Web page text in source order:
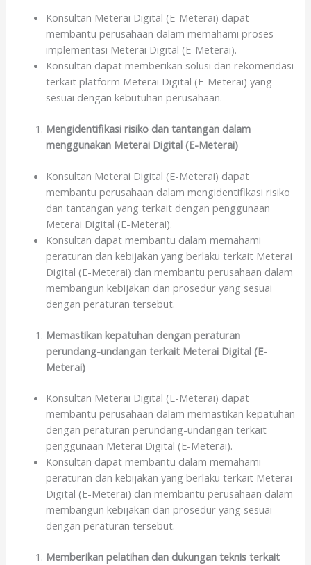
Konsultan Meterai Digital (E-Meterai) dapat
membantu perusahaan dalam memahami proses
implementasi Meterai Digital (E-Meterai).
Konsultan dapat memberikan solusi dan rekomendasi
terkait platform Meterai Digital (E-Meterai) yang
sesuai dengan kebutuhan perusahaan.
Mengidentifikasi risiko dan tantangan dalam
menggunakan Meterai Digital (E-Meterai)
Konsultan Meterai Digital (E-Meterai) dapat
membantu perusahaan dalam mengidentifikasi risiko
dan tantangan yang terkait dengan penggunaan
Meterai Digital (E-Meterai).
Konsultan dapat membantu dalam memahami
peraturan dan kebijakan yang berlaku terkait Meterai
Digital (E-Meterai) dan membantu perusahaan dalam
membangun kebijakan dan prosedur yang sesuai
dengan peraturan tersebut.
Memastikan kepatuhan dengan peraturan
perundang-undangan terkait Meterai Digital (E-
Meterai)
Konsultan Meterai Digital (E-Meterai) dapat
membantu perusahaan dalam memastikan kepatuhan
dengan peraturan perundang-undangan terkait
penggunaan Meterai Digital (E-Meterai).
Konsultan dapat membantu dalam memahami
peraturan dan kebijakan yang berlaku terkait Meterai
Digital (E-Meterai) dan membantu perusahaan dalam
membangun kebijakan dan prosedur yang sesuai
dengan peraturan tersebut.
Memberikan pelatihan dan dukungan teknis terkait